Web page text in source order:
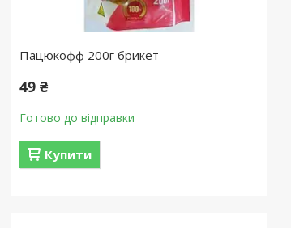
Пацюкофф 200г брикет
49 ₴
Готово до відправки
Купити